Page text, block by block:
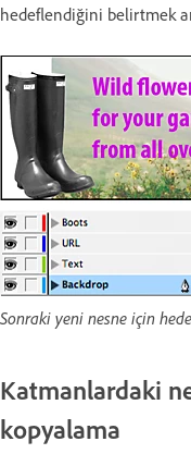
hedeflendiğini belirtmek
Sonraki yeni nesne için
Katmanlardaki
kopyalama